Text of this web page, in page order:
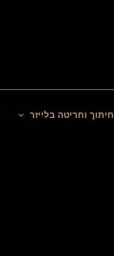
חיתוך וחריטה בלייזר